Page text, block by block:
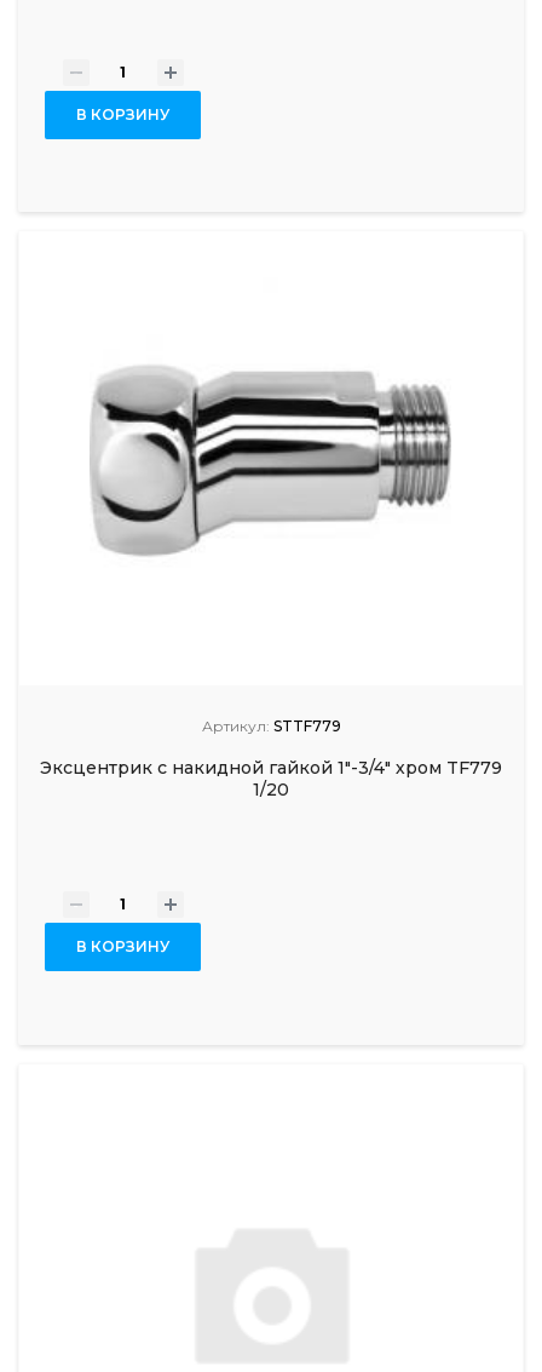
- +
В КОРЗИНУ
Артикул: STTF779
Эксцентрик с накидной гайкой 1"-3/4" хром TF779
1/20
- +
В КОРЗИНУ